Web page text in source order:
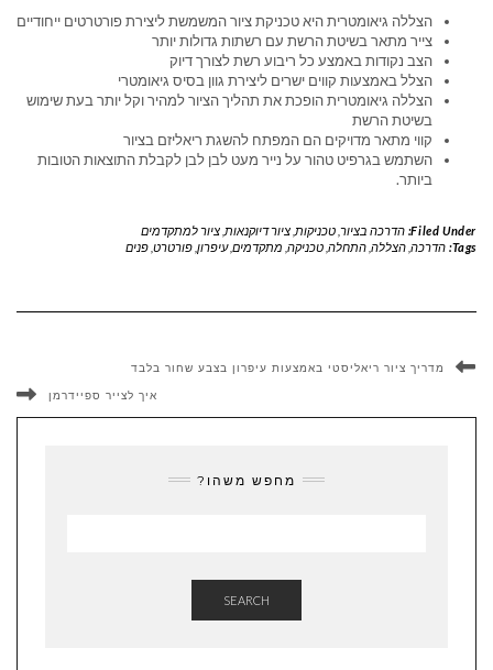
הצללה גיאומטרית היא טכניקת ציור המשמשת ליצירת פורטרטים ייחודיים
צייר מתאר בשיטת הרשת עם רשתות גדולות יותר
הצב נקודות באמצע כל ריבוע רשת לצורך דיוק
הצלל באמצעות קווים ישרים ליצירת גוון בסיס גיאומטרי
הצללה גיאומטרית הופכת את תהליך הציור למהיר וקל יותר בעת שימוש
בשיטת הרשת
קווי מתאר מדויקים הם המפתח להשגת ריאליזם בציור
השתמש בגרפיט טהור על נייר מעט לבן לבן לקבלת התוצאות הטובות
ביותר.
Filed Under: הדרכה בציור, טכניקות ציור דיוקנאות ציור למתקדמים
Tags: הדרכה, הצללה, התחלה, טכניקה, מתקדמים,עיפרון, פורטרט, פנים
מדריך ציור ריאליסטי באמצעות עיפרון בצבע שחור בלבד
איך לצייר ספיידרמן
מחפש משהו?
SEARCH